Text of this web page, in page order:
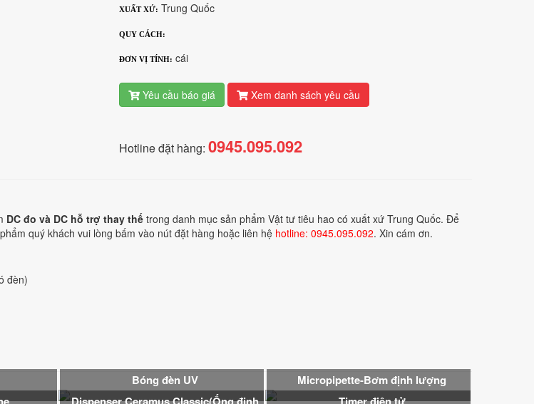
XUẤT XỨ: Trung Quốc
QUY CÁCH:
ĐƠN VỊ TÍNH: cái
Yêu cầu báo giá Xem danh sách yêu cầu
Hotline đặt hàng: 0945.095.092
DC đo và DC hỗ trợ thay thế trong danh mục sản phẩm Vật tư tiêu hao có xuất xứ Trung Quốc. Để
quý khách vui lòng bấm vào nút đặt hàng hoặc liên hệ hotline: 0945.095.092. Xin cám ơn.
đèn)
Bóng đèn UV
Micropipette-Bơm định lượng